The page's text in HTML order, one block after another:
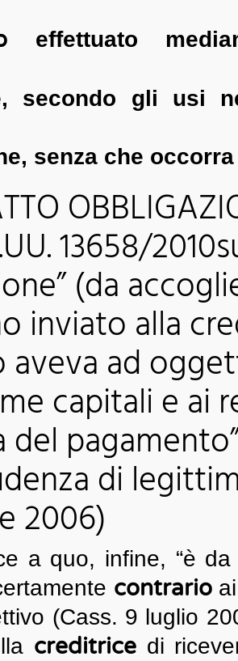
effettuato
secondo gli usi
senza che
13658/
(da
inviato alla
ad
capitali e ai
del
di
2006)
a quo, infine, “è
contrarioai
(Cass. 9 luglio
creditricedi